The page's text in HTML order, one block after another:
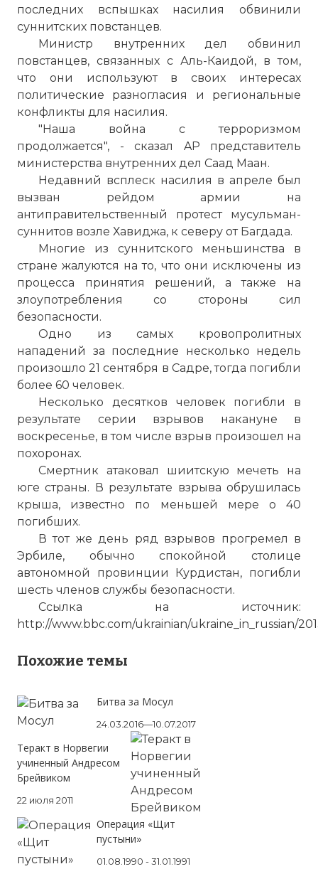
последних вспышках насилия обвинили
суннитских повстанцев.
Министр внутренних дел обвинил
повстанцев, связанных с Аль-Каидой, в том,
что они используют в своих интересах
политические разногласия и региональные
конфликты для насилия.
"Наша война с терроризмом
продолжается", - сказал AP представитель
министерства внутренних дел Саад Маан.
Недавний всплеск насилия в апреле был
вызван рейдом армии на
антиправительственный протест мусульман-
суннитов возле Хавиджа, к северу от Багдада.
Многие из суннитского меньшинства в
стране жалуются на то, что они исключены из
процесса принятия решений, а также на
злоупотребления со стороны сил
безопасности.
Одно из самых кровопролитных
нападений за последние несколько недель
произошло 21 сентября в Садре, тогда погибли
более 60 человек.
Несколько десятков человек погибли в
результате серии взрывов накануне в
воскресенье, в том числе взрыв произошел на
похоронах.
Смертник атаковал шиитскую мечеть на
юге страны. В результате взрыва обрушилась
крыша, известно по меньшей мере о 40
погибших.
В тот же день ряд взрывов прогремел в
Эрбиле, обычно спокойной столице
автономной провинции Курдистан, погибли
шесть членов службы безопасности.
Ссылка на источник:
http://www.bbc.com/ukrainian/ukraine_in_russian/
Похожие темы
Битва за Мосул
24.03.2016—10.07.2017
Теракт в Норвегии
учиненный Андресом
Брейвиком
22 июля 2011
Операция «Щит
пустыни»
01.08.1990 - 31.01.1991
☓
Серия взрывов в Багдаде: 51 погибший
Имя:
Комментарий:
Проверочный код: